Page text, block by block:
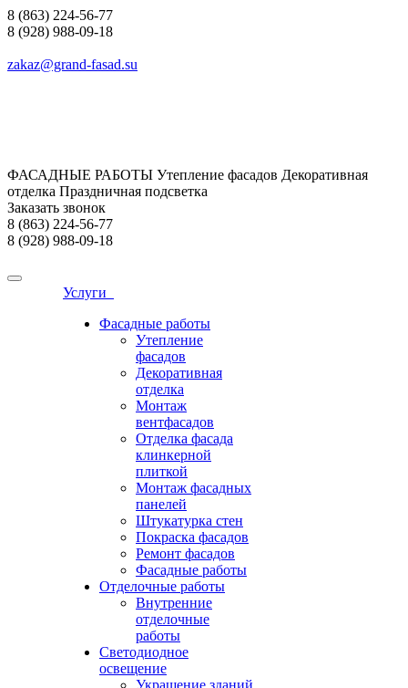
8 (863) 224-56-77
8 (928) 988-09-18
zakaz@grand-fasad.su
ФАСАДНЫЕ РАБОТЫ Утепление фасадов Декоративная
отделка Праздничная подсветка
Заказать звонок
8 (863) 224-56-77
8 (928) 988-09-18
Услуги
Фасадные работы
Утепление
фасадов
Декоративная
отделка
Монтаж
вентфасадов
Отделка фасада
клинкерной
плиткой
Монтаж фасадных
панелей
Штукатурка стен
Покраска фасадов
Ремонт фасадов
Фасадные работы
Отделочные работы
Внутренние
отделочные
работы
Светодиодное
освещение
Украшение зданий